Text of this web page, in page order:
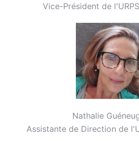
Vice-Président de
Nathalie
Assistante de Direction de